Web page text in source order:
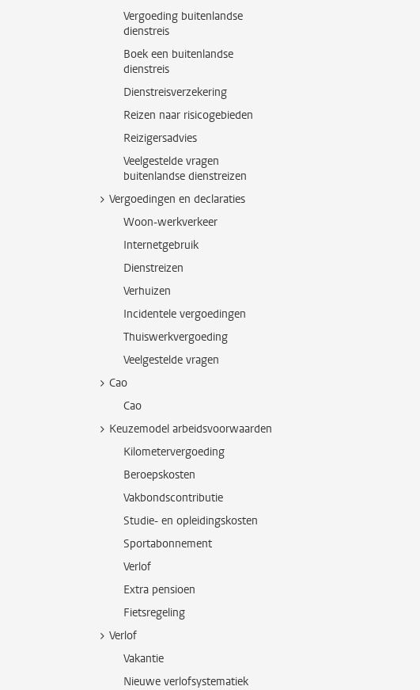
Vergoeding buitenlandse
dienstreis
Boek een buitenlandse
dienstreis
Dienstreisverzekering
Reizen naar risicogebieden
Reizigersadvies
Veelgestelde vragen
buitenlandse dienstreizen
Vergoedingen en declaraties
Woon-werkverkeer
Internetgebruik
Dienstreizen
Verhuizen
Incidentele vergoedingen
Thuiswerkvergoeding
Veelgestelde vragen
Cao
Cao
Keuzemodel arbeidsvoorwaarden
Kilometervergoeding
Beroepskosten
Vakbondscontributie
Studie- en opleidingskosten
Sportabonnement
Verlof
Extra pensioen
Fietsregeling
Verlof
Vakantie
Nieuwe verlofsystematiek